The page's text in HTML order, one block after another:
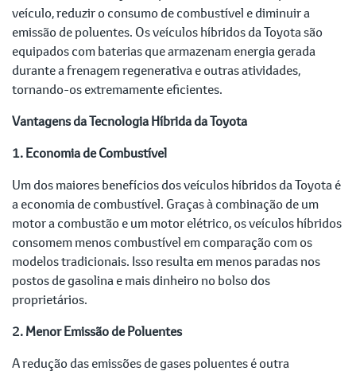
veículo, reduzir o consumo de combustível e diminuir a
emissão de poluentes. Os veículos híbridos da Toyota são
equipados com baterias que armazenam energia gerada
durante a frenagem regenerativa e outras atividades,
tornando-os extremamente eficientes.
Vantagens da Tecnologia Híbrida da Toyota
1. Economia de Combustível
Um dos maiores benefícios dos veículos híbridos da Toyota é
a economia de combustível. Graças à combinação de um
motor a combustão e um motor elétrico, os veículos híbridos
consomem menos combustível em comparação com os
modelos tradicionais. Isso resulta em menos paradas nos
postos de gasolina e mais dinheiro no bolso dos
proprietários.
2. Menor Emissão de Poluentes
A redução das emissões de gases poluentes é outra